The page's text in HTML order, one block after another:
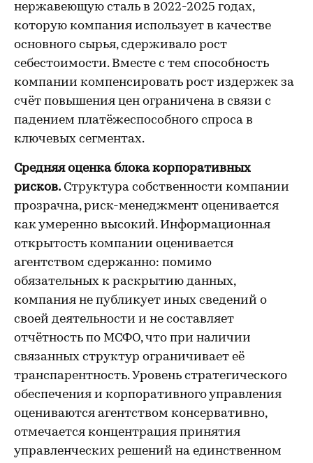
нержавеющую сталь в 2022-2025 годах,
которую компания использует в качестве
основного сырья, сдерживало рост
себестоимости. Вместе с тем способность
компании компенсировать рост издержек за
счёт повышения цен ограничена в связи с
падением платёжеспособного спроса в
ключевых сегментах.
Средняя оценка блока корпоративных
рисков. Структура собственности компании
прозрачна, риск-менеджмент оценивается
как умеренно высокий. Информационная
открытость компании оценивается
агентством сдержанно: помимо
обязательных к раскрытию данных,
компания не публикует иных сведений о
своей деятельности и не составляет
отчётность по МСФО, что при наличии
связанных структур ограничивает её
транспарентность. Уровень стратегического
обеспечения и корпоративного управления
оцениваются агентством консервативно,
отмечается концентрация принятия
управленческих решений на единственном